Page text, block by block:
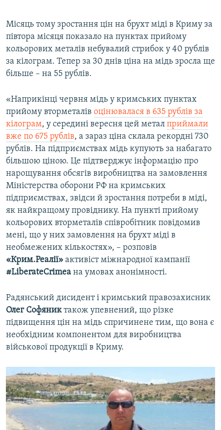
Місяць тому зростання цін на брухт міді в Криму за
півтора місяця показало на пунктах прийому
кольорових металів небувалий стрибок у 40 рублів
за кілограм. Тепер за 30 днів ціна на мідь зросла ще
більше – на 55 рублів.
«Наприкінці червня мідь у кримських пунктах
прийому вторметалів оцінювалася в 635 рублів за
кілограм, у середині вересня цей метал приймали
вже по 675 рублів, а зараз ціна склала рекордні 730
рублів. На підприємствах мідь купують за набагато
більшою ціною. Це підтверджує інформацію про
нарощування обсягів виробництва на замовлення
Міністерства оборони РФ на кримських
підприємствах, звідси й зростання потреби в міді,
як найкращому провіднику. На пункті прийому
кольорових вторметалів співробітник повідомив
мені, що у них замовлення на брухт міді в
необмежених кількостях», – розповів
«Крим.Реалії» активіст міжнародної кампанії
#LiberateCrimea на умовах анонімності.
Радянський дисидент і кримський правозахисник
Олег Софяниктакож упевнений, що різке
підвищення цін на мідь спричинене тим, що вона є
необхідним компонентом для виробництва
військової продукції в Криму.